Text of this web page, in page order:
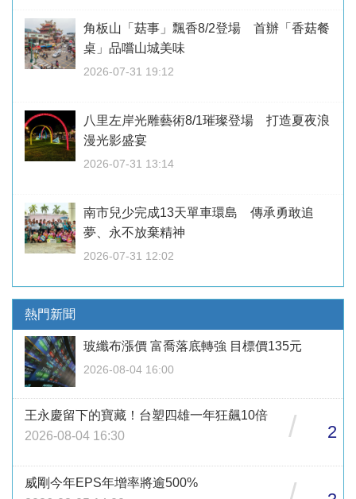
角板山「菇事」飄香8/2登場 首辦「香菇餐
桌」品嚐山城美味
2026-07-31 19:12
八里左岸光雕藝術8/1璀璨登場 打造夏夜浪
漫光影盛宴
2026-07-31 13:14
南市兒少完成13天單車環島 傳承勇敢追
夢、永不放棄精神
2026-07-31 12:02
熱門新聞
玻纖布漲價 富喬落底轉強 目標價135元
2026-08-04 16:00
王永慶留下的寶藏！台塑四雄一年狂飆10倍
2026-08-04 16:30
/ 2
威剛今年EPS年增率將逾500%